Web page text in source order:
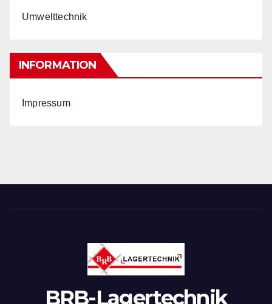
Umwelttechnik
INFORMATION
Impressum
BRB-Lagertechnik